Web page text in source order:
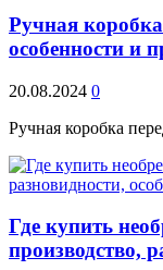
Ручная
особенности и
20.08.2024 0
Ручная коробка
Где купить
производство,